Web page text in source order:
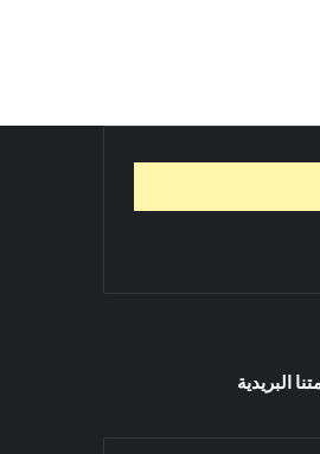
البريدية